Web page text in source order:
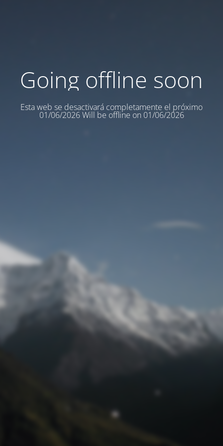
Going offline soon
Esta web se desactivará completamente el próximo
01/06/2026 Will be offline on 01/06/2026